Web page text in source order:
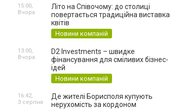
Літо на Співочому: до столиці
повертається традиційна виставка
квітів
Новини компаній
15:00,
Вчора
D2 Investments – швидке
фінансування для сміливих бізнес-
ідей
Новини компаній
13:00,
Вчора
Де жителі Борисполя купують
нерухомість за кордоном
16:42,
3 серпня